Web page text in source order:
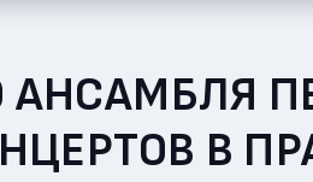
АНСАМБЛЯ
В